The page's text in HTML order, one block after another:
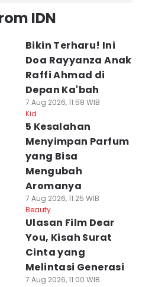
IDN
Bikin Terharu! Ini
Doa Rayyanza Anak
Raffi Ahmad di
Depan Ka'bah
7 Aug 2026, 11:58 WIB
Kid
5 Kesalahan
Menyimpan Parfum
yang Bisa
Mengubah
Aromanya
7 Aug 2026, 11:25 WIB
Beauty
Ulasan Film Dear
You, Kisah Surat
Cinta yang
Melintasi Generasi
7 Aug 2026, 11:00 WIB